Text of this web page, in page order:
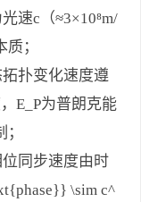
速c（≈3×10⁸m/
；
扑变化速度遵
E_P为普朗克能
同步速度由时
\sim c^